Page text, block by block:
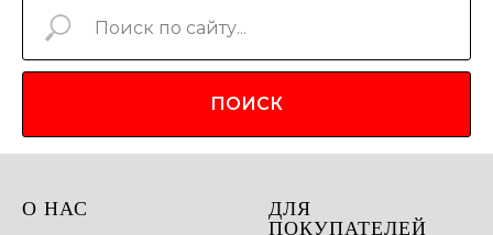
ПОИСК
О НАС ДЛЯ
ПОКУПАТЕЛЕЙ